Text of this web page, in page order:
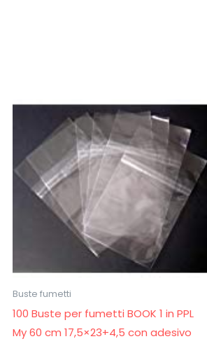
Buste fumetti
100 Buste per fumetti BOOK 1 in PPL
My 60 cm 17,5×23+4,5 con adesivo